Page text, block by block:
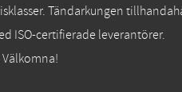
Tändarkungen
ISO-certifierade leverantörer.